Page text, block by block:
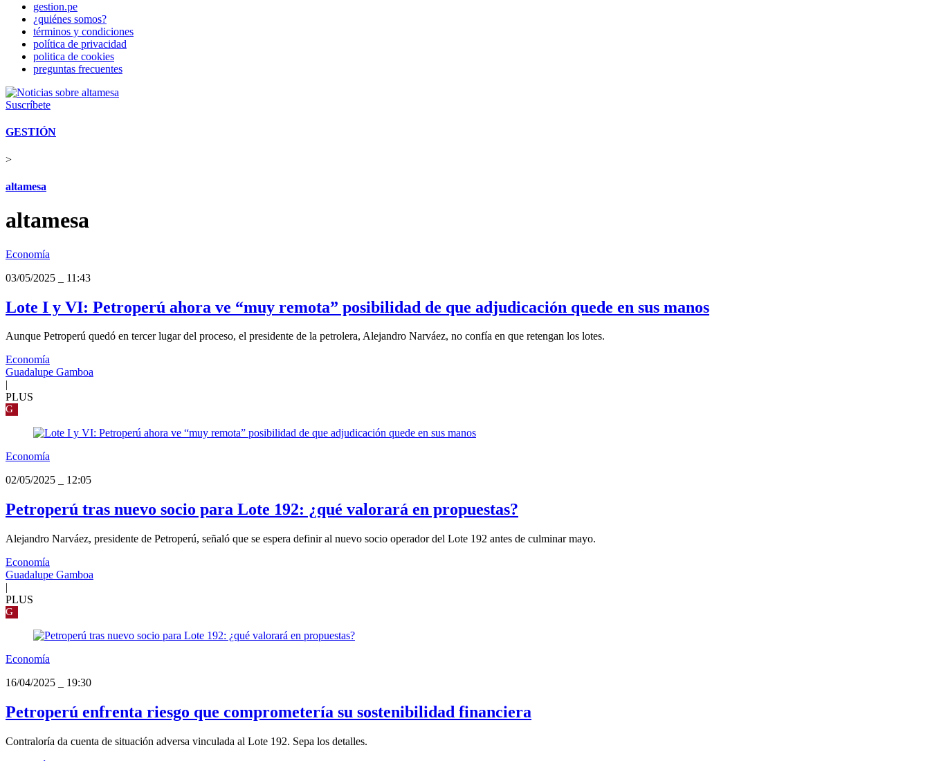
gestion.pe
¿quiénes somos?
términos y condiciones
política de privacidad
politica de cookies
preguntas frecuentes
Suscríbete
GESTIÓN
>
altamesa
altamesa
Economía
03/05/2025
11:43
Lote I y VI: Petroperú ahora ve “muy remota” posibilidad de que adjudicación quede en sus manos
Aunque Petroperú quedó en tercer lugar del proceso, el presidente de la petrolera, Alejandro Narváez, no confía en que retengan los lotes.
Economía
Guadalupe Gamboa
PLUS
G
Economía
02/05/2025
12:05
Petroperú tras nuevo socio para Lote 192: ¿qué valorará en propuestas?
Alejandro Narváez, presidente de Petroperú, señaló que se espera definir al nuevo socio operador del Lote 192 antes de culminar mayo.
Economía
Guadalupe Gamboa
|
PLUS
G
Economía
16/04/2025
19:30
Petroperú enfrenta riesgo que comprometería su sostenibilidad financiera
Contraloría da cuenta de situación adversa vinculada al Lote 192. Sepa los detalles.